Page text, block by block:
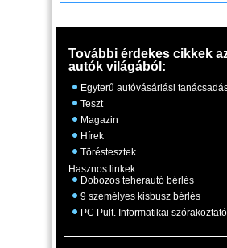
További érdekes cikkek
autók világából:
Egyterű autóvásárlási
Teszt
Magazin
Hírek
Töréstesztek
Hasznos linkek
Dobozos teherautó bérlés
9 személyes kisbusz bérlés
PC Pult. Informatikai